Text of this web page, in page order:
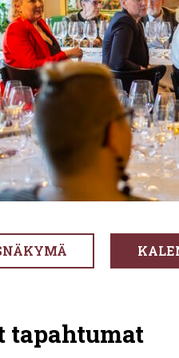
tapahtumat